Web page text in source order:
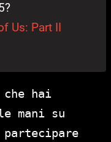
Us: Part II
hai
mani su